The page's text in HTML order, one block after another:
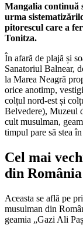
Mangalia continuă
urma
pitorescul care a
Tonitza.
În afară de plajă și
Sanatoriul Balnear,
la Marea Neagră
orice anotimp,
colțul nord-est și
Belvedere), Muzeul
cult musulman,
timpul pare să stea
Cel mai
din România
Aceasta se află pe
musulman din
geamia „Gazi Ali